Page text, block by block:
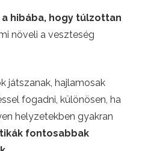
hibába, hogy túlzottan
növeli a veszteség
játszanak, hajlamosak
fogadni, különösen, ha
helyzetekben gyakran
fontosabbak